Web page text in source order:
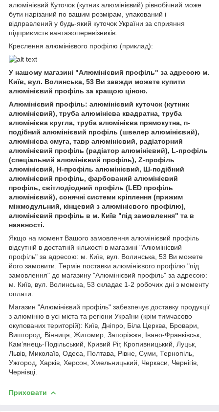
алюмінієвий Куточок (кутник алюмінієвий) рівнобічний може
бути нарізаний по вашим розмірам, упакований і
відправлений у будь-який куточок України за сприяння
підприємств вантажоперевізників.
Креслення алюмінієвого профілю (приклад):
У нашому магазині "Алюмінієвий профіль" за адресою м.
Київ, вул. Волинська, 53 Ви завжди можете купити
алюмінієвий профіль за кращою ціною.
Алюмінієвий профіль: алюмінієвий куточок (кутник
алюмінієвий), труба алюмінієва квадратна, труба
алюмінієва кругла, труба алюмінієва прямокутна, п-
подібний алюмінієвий профіль (швелер алюмінієвий),
алюмінієва смуга, тавр алюмінієвий, радіаторний
алюмінієвий профіль (радіатор алюмінієвий), L-профіль
(спеціальний алюмінієвий профіль), Z-профіль
алюмінієвий, H-профіль алюмінієвий, Ш-подібний
алюмінієвий профіль, фарбований алюмінієвий
профіль, світлодіодний профіль (LED профіль
алюмінієвий), сонячні системи кріплення (прижим
міжмодульний, кінцевий з алюмінієвого профілю),
алюмінієвий профіль в м. Київ "під замовлення" та в
наявності.
Якщо на момент Вашого замовлення алюмінієвий профіль
відсутній в достатній кількості в магазині "Алюмінієвий
профіль" за адресою: м. Київ, вул. Волинська, 53 Ви можете
його замовити. Термін поставки алюмінієвого профілю "під
замовлення" до магазину "Алюмінієвий профіль" за адресою:
м. Київ, вул. Волинська, 53 складає 1-2 робочих дні з моменту
оплати.
Магазин "Алюмінієвий профіль" забезпечує доставку продукції
з алюмінію в усі міста та регіони України (крім тимчасово
окупованих територій): Київ, Дніпро, Біла Церква, Бровари,
Вишгород, Вінниця, Житомир, Запоріжжя, Івано-Франківськ,
Кам’янець-Подільський, Кривий Ріг, Кропивницький, Луцьк,
Львів, Миколаїв, Одеса, Полтава, Рівне, Суми, Тернопіль,
Ужгород, Харків, Херсон, Хмельницький, Черкаси, Чернігів,
Чернівці.
Приховати